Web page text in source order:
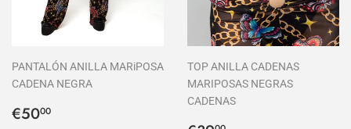
PANTALÓN ANILLA MARiPOSA
CADENA NEGRA
Precio
€5000
TOP ANILLA CADENAS
MARIPOSAS NEGRAS
CADENAS